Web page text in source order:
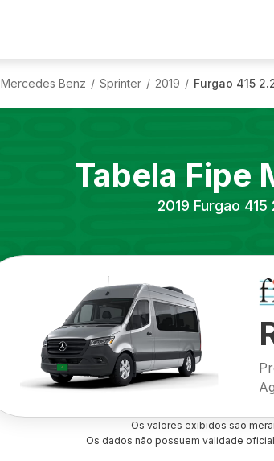
Mercedes Benz / Sprinter / 2019 / Furgao 415
Tabela Fipe
2019 Furgao 415
Os valores exibidos são
Os dados não possuem validade